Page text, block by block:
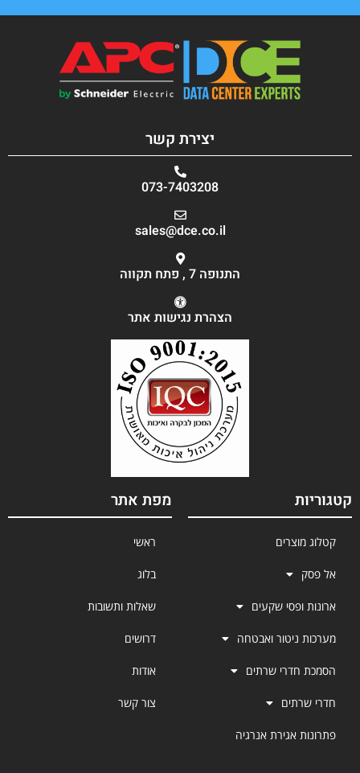
יצירת קשר
073-7403208
sales@dce.co.il
התנופה 7 , פתח תקווה
הצהרת נגישות אתר
קטגוריות
קטלוג מוצרים
אל פסק
ארונות ופסי שקעים
מערכות ניטור ואבטחה
הסמכת חדרי שרתים
חדרי שרתים
פתרונות אגירת אנרגיה
מפת אתר
ראשי
בלוג
שאלות ותשובות
דרושים
אודות
צור קשר